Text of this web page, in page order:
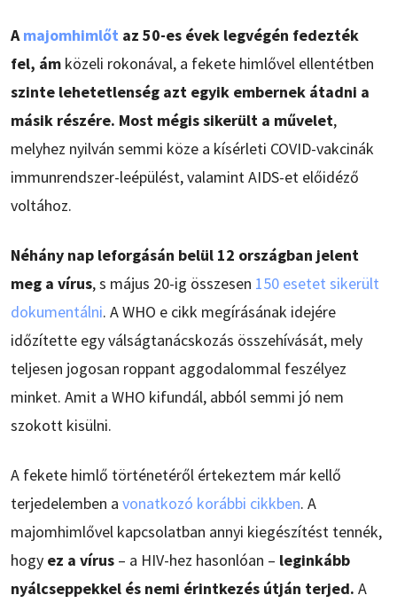
A majomhimlőt az 50-es évek legvégén fedezték
fel, ám közeli rokonával, a fekete himlővel ellentétben
szinte lehetetlenség azt egyik embernek átadni a
másik részére. Most mégis sikerült a művelet,
melyhez nyilván semmi köze a kísérleti COVID-vakcinák
immunrendszer-leépülést, valamint AIDS-et előidéző
voltához.
Néhány nap leforgásán belül 12 országban jelent
meg a vírus, s május 20-ig összesen 150 esetet sikerült
dokumentálni. A WHO e cikk megírásának idejére
időzítette egy válságtanácskozás összehívását, mely
teljesen jogosan roppant aggodalommal feszélyez
minket. Amit a WHO kifundál, abból semmi jó nem
szokott kisülni.
A fekete himlő történetéről értekeztem már kellő
terjedelemben a vonatkozó korábbi cikkben. A
majomhimlővel kapcsolatban annyi kiegészítést tennék,
hogy ez a vírus – a HIV-hez hasonlóan – leginkább
nyálcseppekkel és nemi érintkezés útján terjed. A